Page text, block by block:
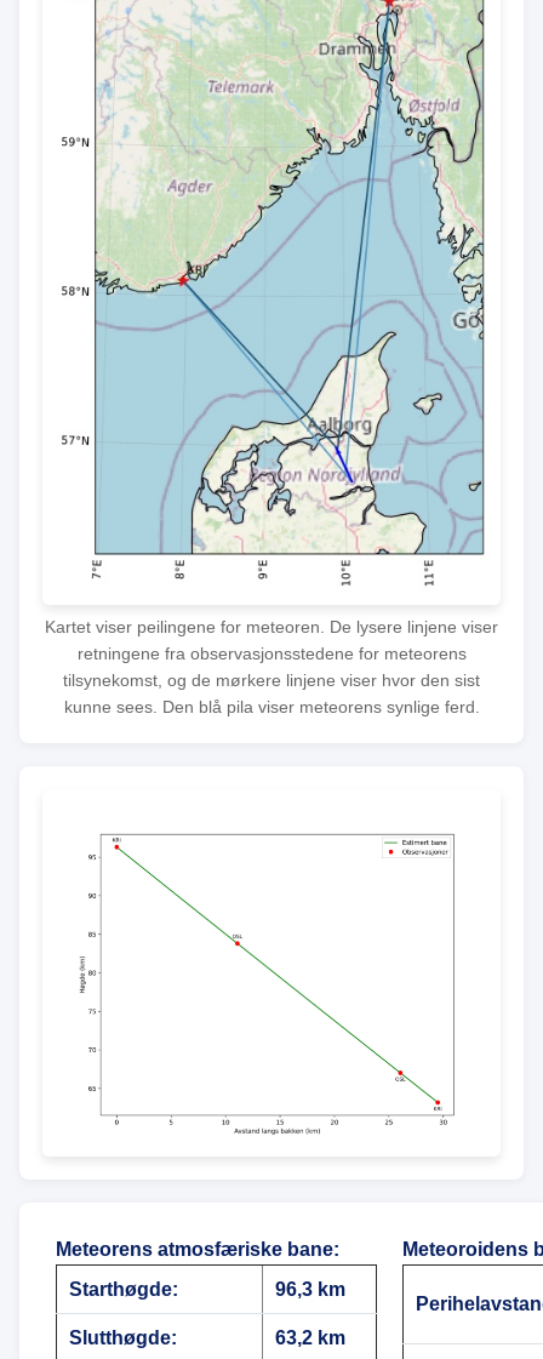
Kartet viser peilingene for meteoren. De lysere linjene viser
retningene fra observasjonsstedene for meteorens
tilsynekomst, og de mørkere linjene viser hvor den sist
kunne sees. Den blå pila viser meteorens synlige ferd.
Meteorens atmosfæriske bane:
Starthøgde:
96,3 km
Slutthøgde: 63,2 km
Meteoroidens